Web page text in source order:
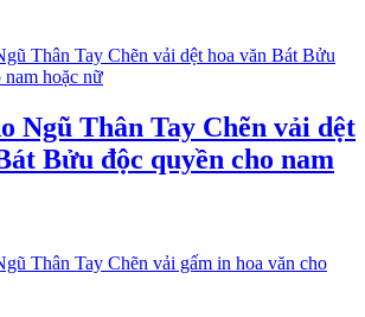
Ngũ Thân Tay Chẽn vải dệt
Bửu độc quyền cho nam